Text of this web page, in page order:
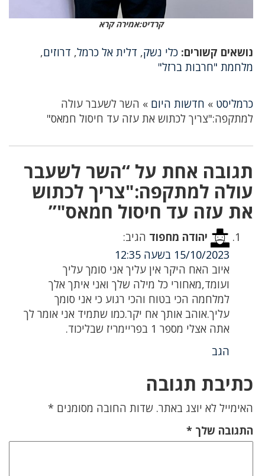
קרדיט:אמירה קרא
נושאים קשורים: כלי נשק, דלית אל כרמל, דרוזים,
מלחמת "חרבות ברזל"
כרמליסט » חדשות היום » השר לשעבר עולה
למתקפה:"צריך לכתוש את עזה עד חיסול חמאס"
תגובה אחת על “השר לשעבר
עולה למתקפה:"צריך לכתוש
את עזה עד חיסול חמאס"”
יהודה מחפוד הגיב:
15/10/2023 בשעה 12:35
איוב האח היקר אין עליך אני סומך עליך
ועומד,מאחורי כל מילה שלך ואני איתך אלך
למלחמה הכי בטוח והכי רגוע כי אני סומך
עליך.אוהב אותך אח יקר.כמו שתמיד אני אומר לך
אתה אצלי מספר 1 בפריימריז שבליכוד.
הגב
כתיבת תגובה
האימייל לא יוצג באתר. שדות החובה מסומנים *
התגובה שלך *